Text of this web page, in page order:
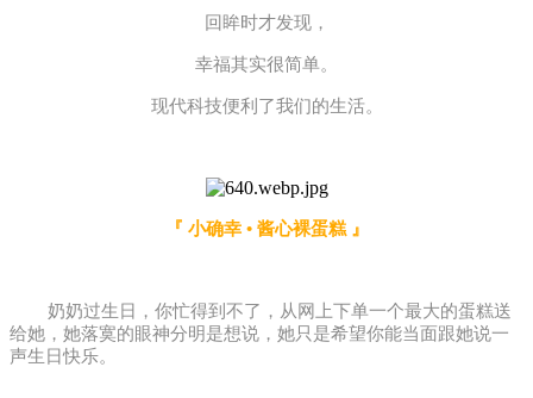
回眸时才发现，
幸福其实很简单。
现代科技便利了我们的生活。
『 小确幸 • 酱心裸蛋糕 』
奶奶过生日，你忙得到不了，从网上下单一个最大的蛋糕送
给她，她落寞的眼神分明是想说，她只是希望你能当面跟她说一
声生日快乐。